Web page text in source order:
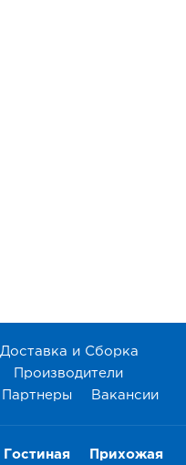
Доставка и Сборка
Производители
Партнеры Вакансии
Гостиная Прихожая